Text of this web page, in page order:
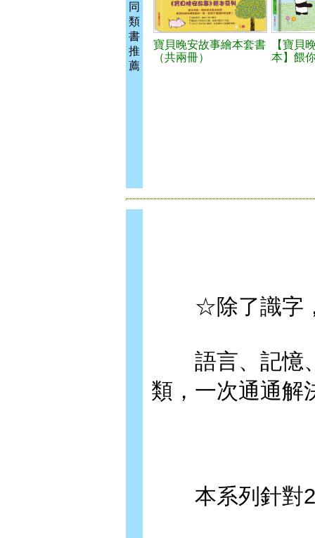
同
類
書
推
薦
寶貝晚安故事繪本套書
（共兩冊）
【寶貝
本】餵
☆除了識字，
語言、記憶、
類，一次通通解
本系列針對2-